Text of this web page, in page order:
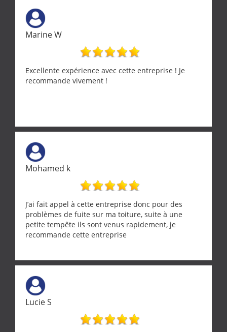
œuvre sans besoin d'y revenir. confiance assurée.
Marine W
Excellente expérience avec cette entreprise ! Je
recommande vivement !
Mohamed k
J’ai fait appel à cette entreprise donc pour des
problèmes de fuite sur ma toiture, suite à une
petite tempête ils sont venus rapidement, je
recommande cette entreprise
Lucie S